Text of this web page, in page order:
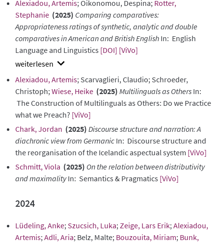
Alexiadou, Artemis; Oikonomou, Despina; Rotter,
Stephanie (2025) Comparing comparatives:
Appropriateness ratings of synthetic, analytic and double
comparatives in American and British English In: English
Language and Linguistics [DOI] [ViVo]
show
abstract
Alexiadou, Artemis; Scarvaglieri, Claudio; Schroeder,
Christoph; Wiese, Heike (2025) Multilinguals as Others In:
The Construction of Multilinguals as Others: Do we Practice
what we Preach? [ViVo]
Chark, Jordan (2025) Discourse structure and narration: A
diachronic view from Germanic In: Discourse structure and
the reorganisation of the Icelandic aspectual system [ViVo]
Schmitt, Viola (2025) On the relation between distributivity
and maximalityIn: Semantics & Pragmatics [ViVo]
2024
Lüdeling, Anke; Szucsich, Luka; Zeige, Lars Erik; Alexiadou,
Artemis; Adli, Aria; Belz, Malte; Bouzouita, Miriam; Bunk,